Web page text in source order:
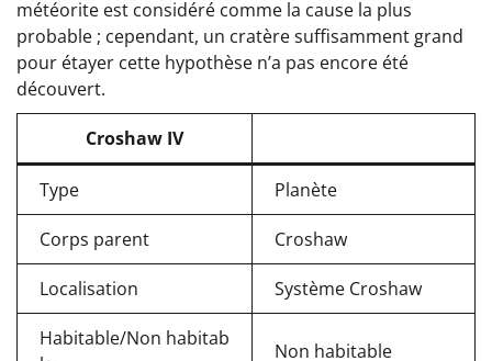
météorite est considéré comme la cause la plus
probable ; cependant, un cratère suffisamment grand
pour étayer cette hypothèse n’a pas encore été
découvert.
Croshaw IV
Type Planète
Corps parent Croshaw
Localisation Système Croshaw
Habitable/Non habitab
Non habitable